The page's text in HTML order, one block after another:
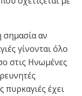
σημασία αν
γίνονται όλο
στις Ηνωμένες
πυρκαγιές έχει